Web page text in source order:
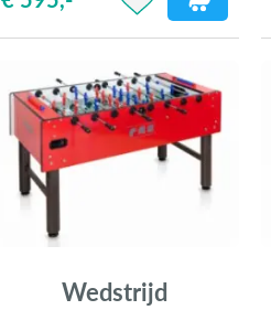
Wedstrijd